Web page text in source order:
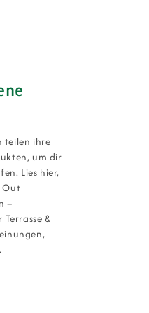
teilen ihre
um dir
Lies hier,
Out
–
&